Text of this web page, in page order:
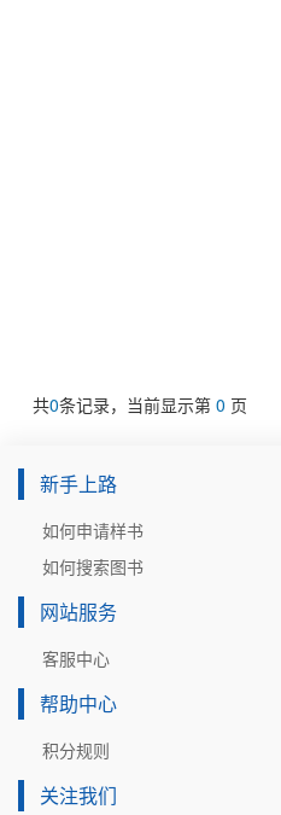
共0条记录，当前显示第 0 页
新手上路
如何申请样书
如何搜索图书
网站服务
客服中心
帮助中心
积分规则
关注我们